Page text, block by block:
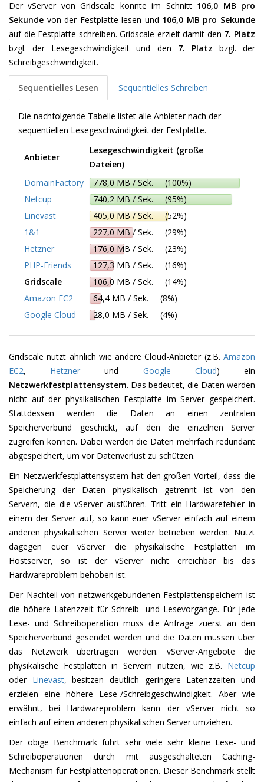
Der vServer von Gridscale konnte im Schnitt 106,0 MB pro
Sekunde von der Festplatte lesen und 106,0 MB pro Sekunde
auf die Festplatte schreiben. Gridscale erzielt damit den 7. Platz
bzgl. der Lesegeschwindigkeit und den 7. Platz bzgl. der
Schreibgeschwindigkeit.
Sequentielles Lesen Sequentielles Schreiben
Die nachfolgende Tabelle listet alle Anbieter nach der
sequentiellen Lesegeschwindigkeit der Festplatte.
Anbieter
Lesegeschwindigkeit (große
Dateien)
DomainFactory
778,0 MB / Sek. (100%)
Netcup
740,2 MB / Sek. (95%)
Linevast
405,0 MB / Sek. (52%)
1&1
227,0 MB / Sek. (29%)
Hetzner
176,0 MB / Sek. (23%)
PHP-Friends
127,3 MB / Sek. (16%)
Gridscale
106,0 MB / Sek. (14%)
Amazon EC2
64,4 MB / Sek. (8%)
Google Cloud
28,0 MB / Sek. (4%)
Gridscale nutzt ähnlich wie andere Cloud-Anbieter (z.B. Amazon
EC2, Hetzner und Google Cloud) ein
Netzwerkfestplattensystem. Das bedeutet, die Daten werden
nicht auf der physikalischen Festplatte im Server gespeichert.
Stattdessen werden die Daten an einen zentralen
Speicherverbund geschickt, auf den die einzelnen Server
zugreifen können. Dabei werden die Daten mehrfach redundant
abgespeichert, um vor Datenverlust zu schützen.
Ein Netzwerkfestplattensystem hat den großen Vorteil, dass die
Speicherung der Daten physikalisch getrennt ist von den
Servern, die die vServer ausführen. Tritt ein Hardwarefehler in
einem der Server auf, so kann euer vServer einfach auf einem
anderen physikalischen Server weiter betrieben werden. Nutzt
dagegen euer vServer die physikalische Festplatten im
Hostserver, so ist der vServer nicht erreichbar bis das
Hardwareproblem behoben ist.
Der Nachteil von netzwerkgebundenen Festplattenspeichern ist
die höhere Latenzzeit für Schreib- und Lesevorgänge. Für jede
Lese- und Schreiboperation muss die Anfrage zuerst an den
Speicherverbund gesendet werden und die Daten müssen über
das Netzwerk übertragen werden. vServer-Angebote die
physikalische Festplatten in Servern nutzen, wie z.B. Netcup
oder Linevast, besitzen deutlich geringere Latenzzeiten und
erzielen eine höhere Lese-/Schreibgeschwindigkeit. Aber wie
erwähnt, bei Hardwareproblem kann der vServer nicht so
einfach auf einen anderen physikalischen Server umziehen.
Der obige Benchmark führt sehr viele sehr kleine Lese- und
Schreiboperationen durch mit ausgeschalteten Caching-
Mechanism für Festplattenoperationen. Dieser Benchmark stellt